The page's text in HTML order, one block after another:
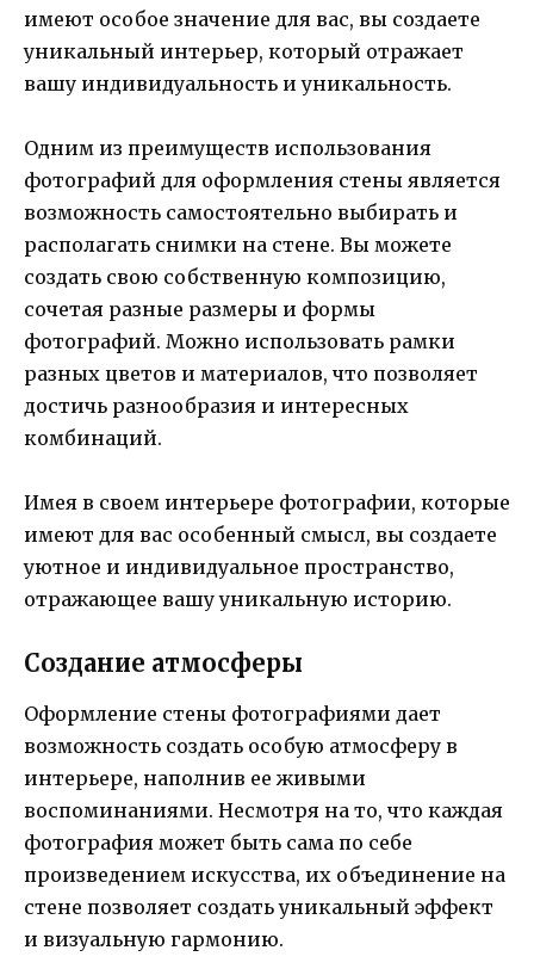
имеют особое значение для вас, вы создаете
уникальный интерьер, который отражает
вашу индивидуальность и уникальность.
Одним из преимуществ использования
фотографий для оформления стены является
возможность самостоятельно выбирать и
располагать снимки на стене. Вы можете
создать свою собственную композицию,
сочетая разные размеры и формы
фотографий. Можно использовать рамки
разных цветов и материалов, что позволяет
достичь разнообразия и интересных
комбинаций.
Имея в своем интерьере фотографии, которые
имеют для вас особенный смысл, вы создаете
уютное и индивидуальное пространство,
отражающее вашу уникальную историю.
Создание атмосферы
Оформление стены фотографиями дает
возможность создать особую атмосферу в
интерьере, наполнив ее живыми
воспоминаниями. Несмотря на то, что каждая
фотография может быть сама по себе
произведением искусства, их объединение на
стене позволяет создать уникальный эффект
и визуальную гармонию.